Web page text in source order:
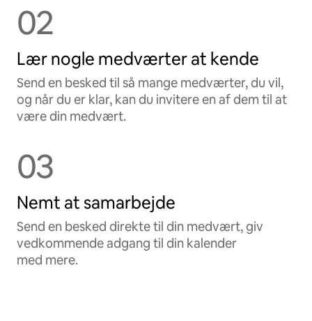
02
Lær nogle medværter at kende
Send en besked til så mange medværter, du vil,
og når du er klar, kan du invitere en af dem til at
være din medvært.
03
Nemt at samarbejde
Send en besked direkte til din medvært, giv
vedkommende adgang til din kalender
med mere.